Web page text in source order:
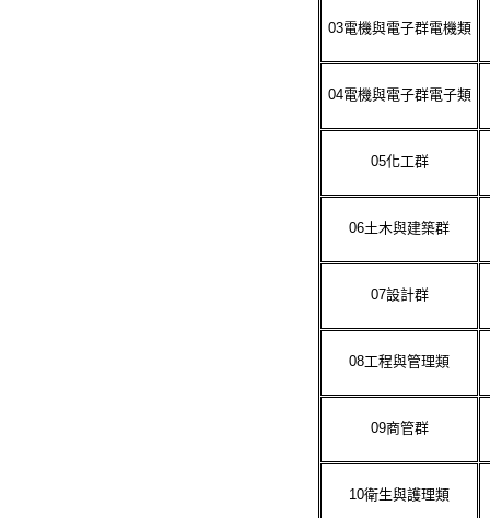
03電機與電子群電機類
04電機與電子群電子類
05化工群
06土木與建築群
07設計群
08工程與管理類
09商管群
10衛生與護理類